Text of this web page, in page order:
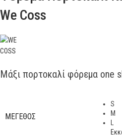
We Coss
Μάξι πορτοκαλί φόρεμα one
ΜΕΓΕΘΟΣ
S
M
L